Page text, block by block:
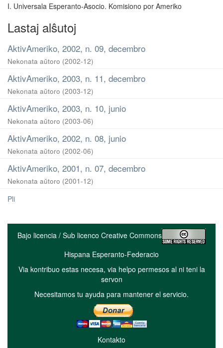
I. Universala Esperanto-Asocio. Komisiono por Ameriko
Lastaj alŝutoj
AktivAmeriko, 2002, n. 09, decembro
Nekonata aŭtoro (2002-12)
AktivAmeriko, 2003, n. 11, decembro
Nekonata aŭtoro (2003-12)
AktivAmeriko, 2003, n. 10, junio
Nekonata aŭtoro (2003-06)
AktivAmeriko, 2002, n. 08, junio
Nekonata aŭtoro (2002-06)
AktivAmeriko, 2001, n. 07, decembro
Nekonata aŭtoro (2001-12)
Pli
Bajo licencia / Sub licenco Creative Commons
Hispana Esperanto-Federacio
Via kontribuo estas necesa, via helpo permesos al ni teni la
servon
Necesitamos tu ayuda para mantener el servicio.
Kontakto